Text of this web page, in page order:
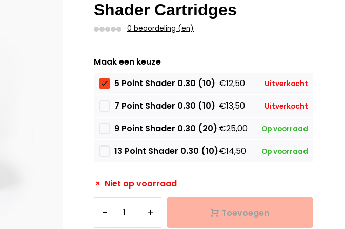
Shader Cartridges
0 beoordeling (en)
Maak een keuze
5 Point Shader 0.30 (10) €12,50 Uitverkocht
7 Point Shader 0.30 (10) €13,50 Uitverkocht
9 Point Shader 0.30 (20) €25,00 Op voorraad
13 Point Shader 0.30 (10)€14,50 Op voorraad
Niet op voorraad
- + Toevoegen